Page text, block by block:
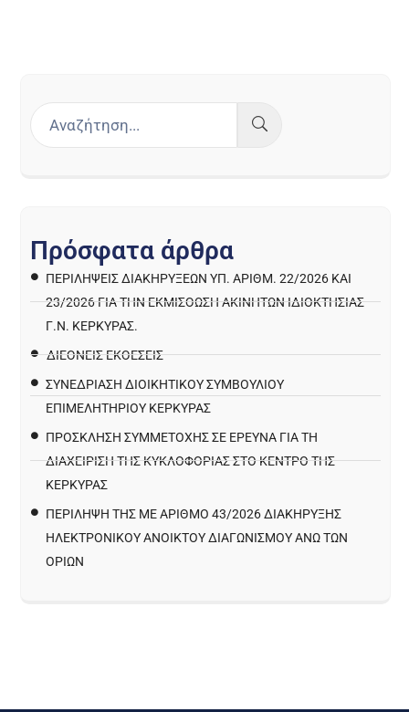
Πρόσφατα άρθρα
ΠΕΡΙΛΉΨΕΙΣ ΔΙΑΚΗΡΎΞΕΩΝ ΥΠ. ΑΡΙΘΜ. 22/2026 ΚΑΙ
23/2026 ΓΙΑ ΤΗΝ ΕΚΜΊΣΘΩΣΗ ΑΚΙΝΉΤΩΝ ΙΔΙΟΚΤΗΣΊΑΣ
Γ.Ν. ΚΈΡΚΥΡΑΣ.
ΔΙΕΘΝΕΙΣ ΕΚΘΕΣΕΙΣ
ΣΥΝΕΔΡΙΑΣΗ ΔΙΟΙΚΗΤΙΚΟΥ ΣΥΜΒΟΥΛΙΟΥ
ΕΠΙΜΕΛΗΤΗΡΙΟΥ ΚΕΡΚΥΡΑΣ
ΠΡΌΣΚΛΗΣΗ ΣΥΜΜΕΤΟΧΉΣ ΣΕ ΈΡΕΥΝΑ ΓΙΑ ΤΗ
ΔΙΑΧΕΊΡΙΣΗ ΤΗΣ ΚΥΚΛΟΦΟΡΊΑΣ ΣΤΟ ΚΈΝΤΡΟ ΤΗΣ
ΚΈΡΚΥΡΑΣ
ΠΕΡΙΛΗΨΗ ΤΗΣ ΜΕ ΑΡΙΘΜΟ 43/2026 ΔΙΑΚΗΡΥΞΗΣ
ΗΛΕΚΤΡΟΝΙΚΟΥ ΑΝΟΙΚΤΟΥ ΔΙΑΓΩΝΙΣΜΟΥ ΑΝΩ ΤΩΝ
ΟΡΙΩΝ